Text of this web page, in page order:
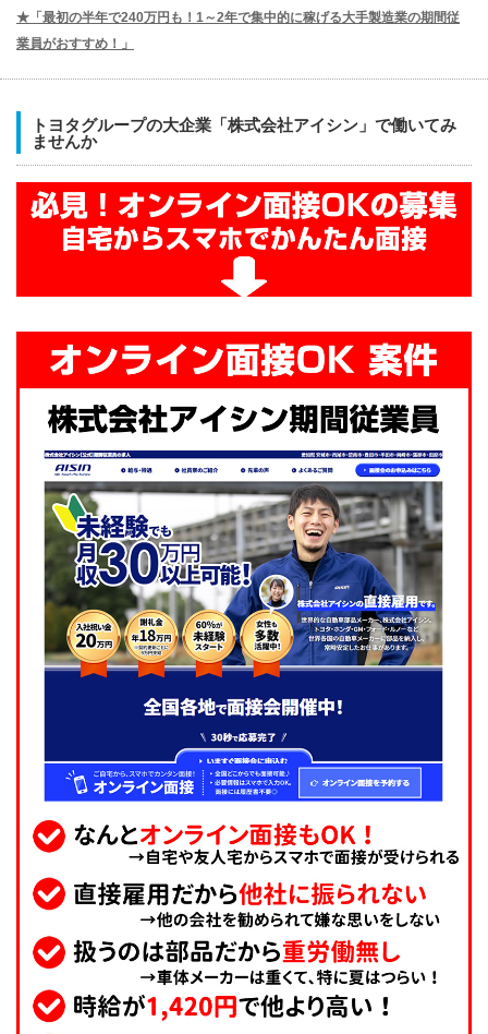
★「最初の半年で240万円も！1～2年で集中的に稼げる大手製造業の期間従
業員がおすすめ！」
トヨタグループの大企業「株式会社アイシン」で働いてみ
ませんか